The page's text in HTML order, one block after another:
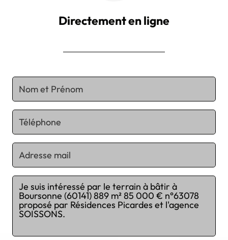
Directement en ligne